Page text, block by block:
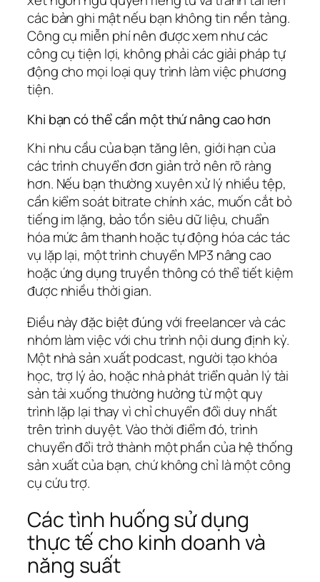
các bản ghi mật nếu bạn không tin nền tảng.
Công cụ miễn phí nên được xem như các
công cụ tiện lợi, không phải các giải pháp tự
động cho mọi loại quy trình làm việc phương
tiện.
Khi bạn có thể cần một thứ nâng cao hơn
Khi nhu cầu của bạn tăng lên, giới hạn của
các trình chuyển đơn giản trở nên rõ ràng
hơn. Nếu bạn thường xuyên xử lý nhiều tệp,
cần kiểm soát bitrate chính xác, muốn cắt bỏ
tiếng im lặng, bảo tồn siêu dữ liệu, chuẩn
hóa mức âm thanh hoặc tự động hóa các tác
vụ lặp lại, một trình chuyển MP3 nâng cao
hoặc ứng dụng truyền thông có thể tiết kiệm
được nhiều thời gian.
Điều này đặc biệt đúng với freelancer và các
nhóm làm việc với chu trình nội dung định kỳ.
Một nhà sản xuất podcast, người tạo khóa
học, trợ lý ảo, hoặc nhà phát triển quản lý tài
sản tải xuống thường hưởng từ một quy
trình lặp lại thay vì chỉ chuyển đổi duy nhất
trên trình duyệt. Vào thời điểm đó, trình
chuyển đổi trở thành một phần của hệ thống
sản xuất của bạn, chứ không chỉ là một công
cụ cứu trợ.
Các tình huống sử dụng
thực tế cho kinh doanh và
năng suất